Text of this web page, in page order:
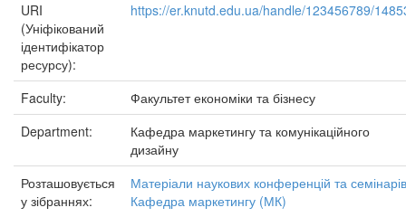
URI
(Уніфікований
ідентифікатор
ресурсу):
https://er.knutd.edu.ua/handle/123456789/
Faculty:
Факультет економіки та бізнесу
Department:
Кафедра маркетингу та комунікаційного
дизайну
Розташовується
у зібраннях:
Матеріали наукових конференцій та семінарів
Кафедра маркетингу (МК)